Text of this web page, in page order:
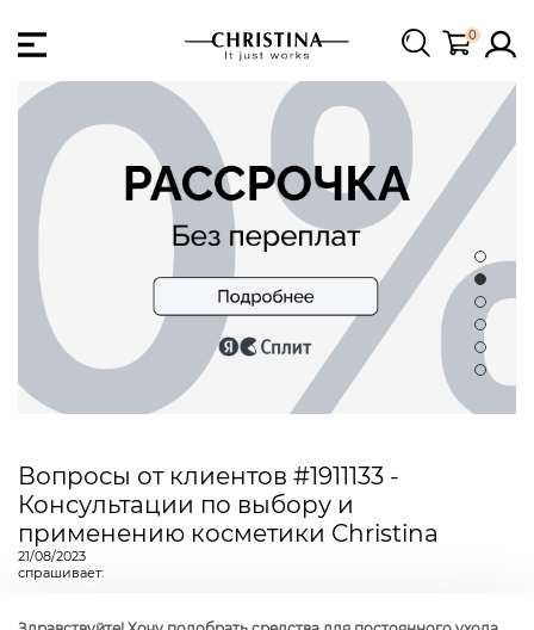
0
Вопросы от клиентов #1911133 -
Консультации по выбору и
применению косметики Christina
21/08/2023
спрашивает: